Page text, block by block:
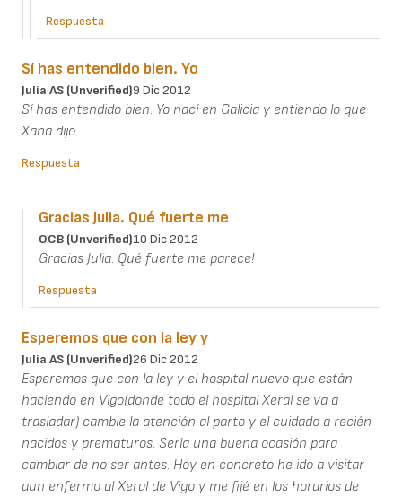
Respuesta
Sí has entendido bien. Yo
Julia AS (unverified)9 Dic 2012
Sí has entendido bien. Yo nací en Galicia y entiendo lo que
Xana dijo.
Respuesta
Gracias Julia. Qué fuerte me
OCB (unverified)10 Dic 2012
Gracias Julia. Qué fuerte me parece!
Respuesta
Esperemos que con la ley y
Julia AS (unverified)26 Dic 2012
Esperemos que con la ley y el hospital nuevo que están
haciendo en Vigo(donde todo el hospital Xeral se va a
trasladar) cambie la atención al parto y el cuidado a recién
nacidos y prematuros. Sería una buena ocasión para
cambiar de no ser antes. Hoy en concreto he ido a visitar
aun enfermo al Xeral de Vigo y me fijé en los horarios de